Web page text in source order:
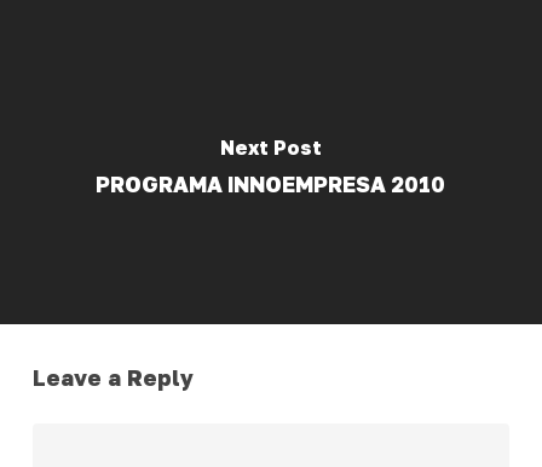
Next Post
PROGRAMA INNOEMPRESA 2010
Leave a Reply